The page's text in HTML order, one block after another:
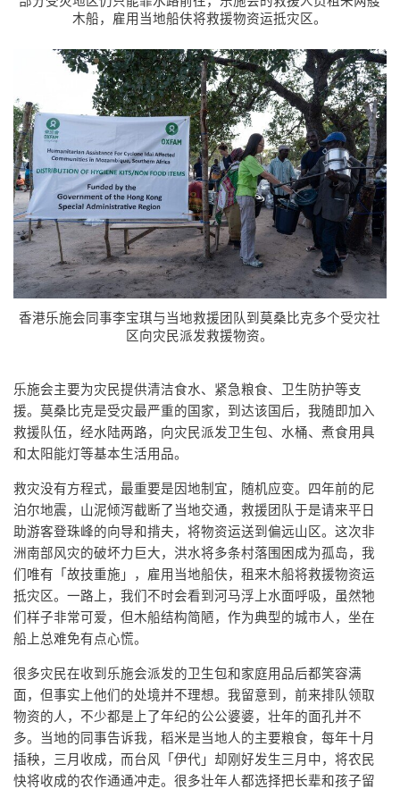
木船，雇用当地船伕将救援物资运抵灾区。
香港乐施会同事李宝琪与当地救援团队到莫桑比克多个受灾社
区向灾民派发救援物资。
乐施会主要为灾民提供清洁食水、紧急粮食、卫生防护等支
援。莫桑比克是受灾最严重的国家，到达该国后，我随即加入
救援队伍，经水陆两路，向灾民派发卫生包、水桶、煮食用具
和太阳能灯等基本生活用品。
救灾没有方程式，最重要是因地制宜，随机应变。四年前的尼
泊尔地震，山泥倾泻截断了当地交通，救援团队于是请来平日
助游客登珠峰的向导和揹夫，将物资运送到偏远山区。这次非
洲南部风灾的破坏力巨大，洪水将多条村落围困成为孤岛，我
们唯有「故技重施」，雇用当地船伕，租来木船将救援物资运
抵灾区。一路上，我们不时会看到河马浮上水面呼吸，虽然牠
们样子非常可爱，但木船结构简陋，作为典型的城市人，坐在
船上总难免有点心慌。
很多灾民在收到乐施会派发的卫生包和家庭用品后都笑容满
面，但事实上他们的处境并不理想。我留意到，前来排队领取
物资的人，不少都是上了年纪的公公婆婆，壮年的面孔并不
多。当地的同事告诉我，稻米是当地人的主要粮食，每年十月
插秧，三月收成，而台风「伊代」却刚好发生三月中，将农民
快将收成的农作通通冲走。很多壮年人都选择把长辈和孩子留